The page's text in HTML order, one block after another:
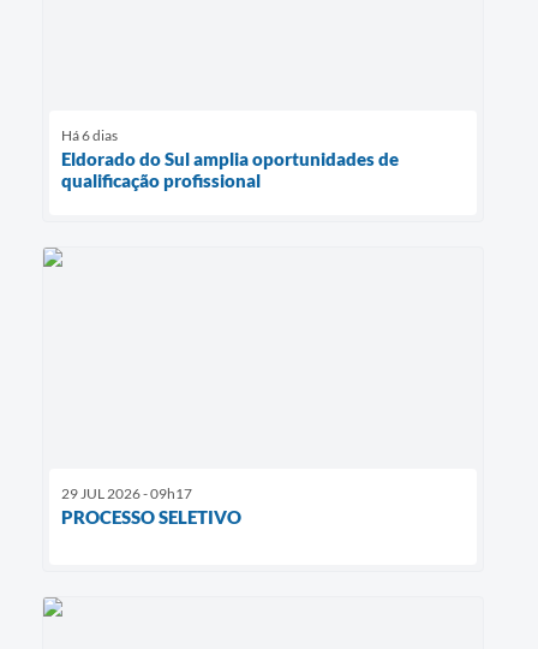
Há 6 dias
Eldorado do Sul amplia oportunidades de
qualificação profissional
29 JUL 2026 - 09h17
PROCESSO SELETIVO